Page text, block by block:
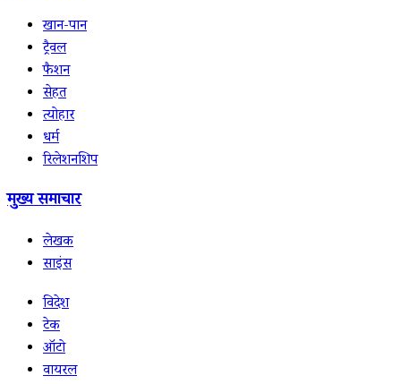
खान-पान
ट्रैवल
फैशन
सेहत
त्योहार
धर्म
रिलेशनशिप
मुख्य समाचार
लेखक
साइंस
विदेश
टेक
ऑटो
वायरल